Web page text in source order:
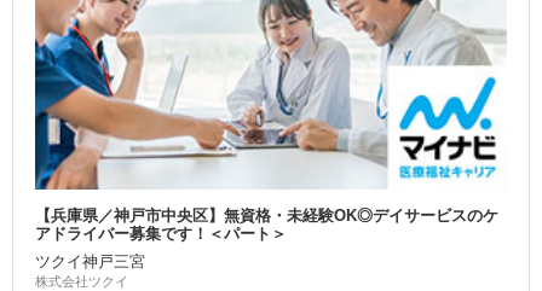
【兵庫県／神戸市中央区】無資格・未経験OK◎デイサービスのケ
アドライバー募集です！＜パート＞
ツクイ神戸三宮
株式会社ツクイ